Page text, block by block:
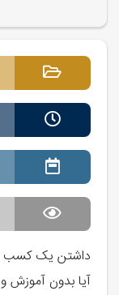
داشتن یک کسب
آیا بدون آموزش